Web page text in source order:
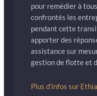
pour remédier à
confrontés les
pendant cette
apporter des
assistance sur
gestion de flotte et
Plus d'infos sur